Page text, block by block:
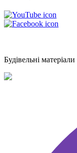
Будівельні